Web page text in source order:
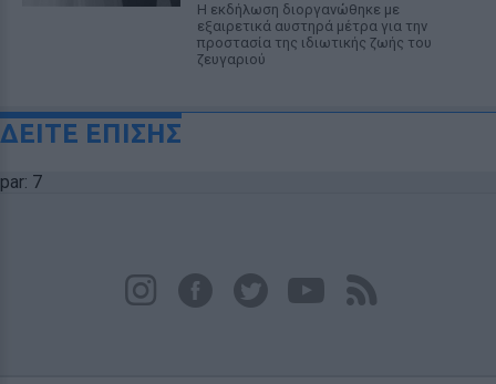
Η εκδήλωση διοργανώθηκε με
εξαιρετικά αυστηρά μέτρα για την
προστασία της ιδιωτικής ζωής του
ζευγαριού
ΔΕΙΤΕ ΕΠΙΣΗΣ
par: 7